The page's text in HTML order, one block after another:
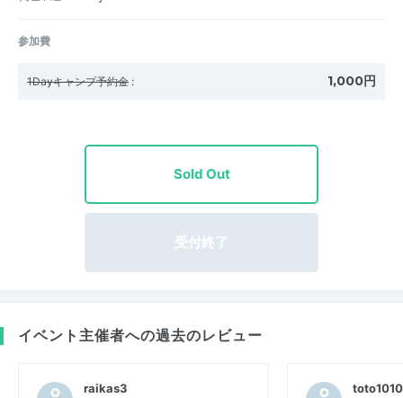
参加費
1Dayキャンプ予約金 : 1,000円
Sold Out
受付終了
イベント主催者への過去のレビュー
raikas3 toto1010